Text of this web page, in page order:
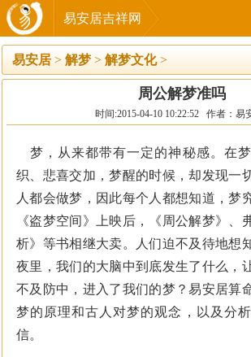
易安居吉祥网
易安居 > 解梦> 解梦文化>
周公解梦准吗
时间:2015-04-10 10:22:52 作者：易
梦，从来都带有一定的神秘感。在
织、悲喜交加，梦醒的时候，却发现一
人都会做梦，因此每个人都想知道，梦
《盗梦空间》上映后，《周公解梦》、
析》等书相继大卖。人们迫不及待地想
夜里，我们的大脑中到底发生了什么，
不及防中，进入了我们的梦？易安居算
梦的原理和古人对梦的观念，以及分
信。